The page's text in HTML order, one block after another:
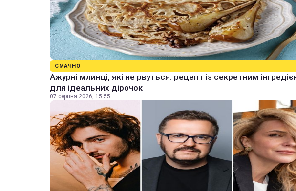
СМАЧНО
Ажурні млинці, які не рвуться: рецепт із секретним
для ідеальних дірочок
07 серпня 2026, 15:55